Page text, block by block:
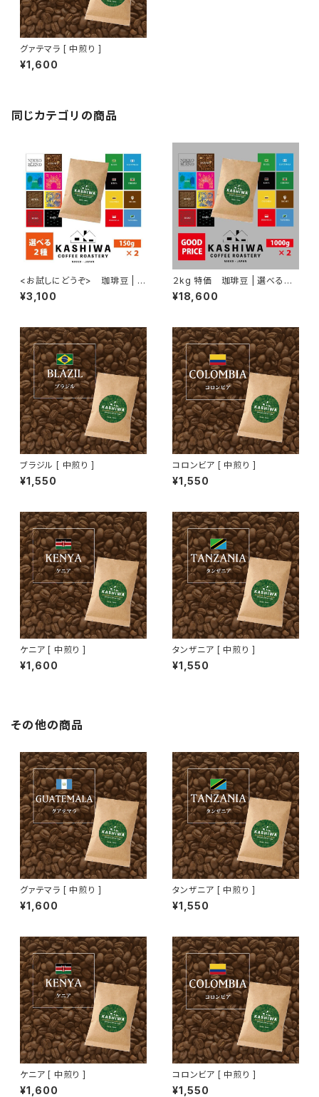
グァテマラ [ 中煎り ]
¥1,600
同じカテゴリの商品
<お試しにどうぞ> 珈琲豆 | 選
¥3,100
２kg 特価 珈琲豆 | 選べる２
種セット 1kg ×2
¥18,600
ブラジル [ 中煎り ]
¥1,550
コロンビア [ 中煎り ]
¥1,550
ケニア [ 中煎り ]
¥1,600
タンザニア [ 中煎り ]
¥1,550
その他の商品
グァテマラ [ 中煎り ]
¥1,600
タンザニア [ 中煎り ]
¥1,550
ケニア [ 中煎り ]
¥1,600
コロンビア [ 中煎り ]
¥1,550